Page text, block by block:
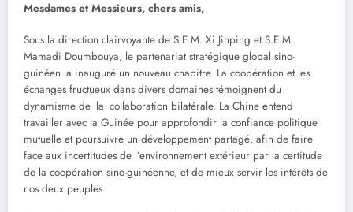
Mesdames et Messieurs, chers amis,
Sous la direction clairvoyante de S.E.M. Xi Jinping et S.E.M.
Mamadi Doumbouya, le partenariat stratégique global sino-
guinéen a inauguré un nouveau chapitre. La coopération et les
échanges fructueux dans divers domaines témoignent du
dynamisme de la collaboration bilatérale. La Chine entend
travailler avec la Guinée pour approfondir la confiance politique
mutuelle et poursuivre un développement partagé, afin de faire
face aux incertitudes de l’environnement extérieur par la certitude
de la coopération sino-guinéenne, et de mieux servir les intérêts de
nos deux peuples.